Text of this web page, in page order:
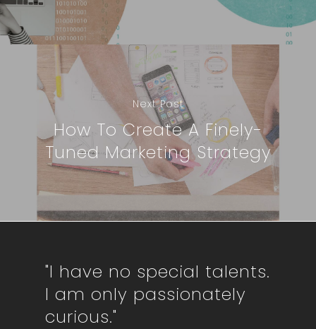
Next Post
How To Create A Finely-
Tuned Marketing Strategy
"I have no special talents.
I am only passionately
curious."